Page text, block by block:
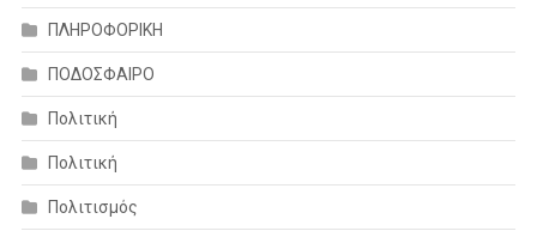
ΠΛΗΡΟΦΟΡΙΚΗ
ΠΟΔΟΣΦΑΙΡΟ
Πολιτική
Πολιτική
Πολιτισμός